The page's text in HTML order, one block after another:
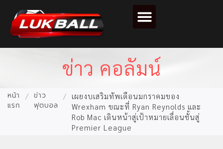
ข่าว คอลัมน์
หน้า
แรก
/ ข่าว
ฟุตบอล
/
เผยงบเสริมทัพเดือนมกราคมของ
Wrexham ขณะที่ Ryan Reynolds และ
Rob Mac เดินหน้าสู่เป้าหมายเลื่อนชั้นสู่
Premier League